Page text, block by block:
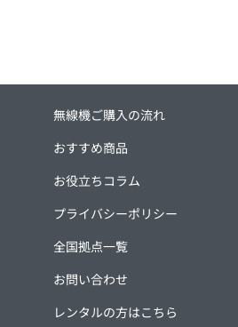
無線機ご購入の流れ
おすすめ商品
お役立ちコラム
プライバシーポリシー
全国拠点一覧
お問い合わせ
レンタルの方はこちら